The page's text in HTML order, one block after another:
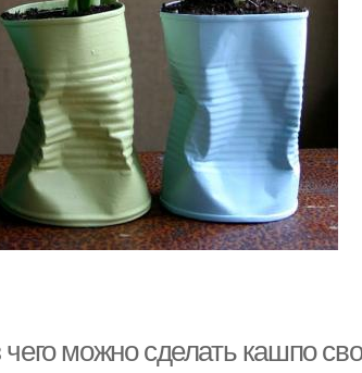
чего можно сделать кашпо